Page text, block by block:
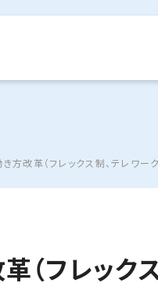
方改革（フレックス制、テレワーク
フレックス